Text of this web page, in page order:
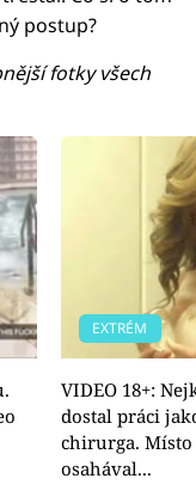
postup?
fotky všech
EXTRÉM
VIDEO 18+:
dostal práci
chirurga. Místo
osahával...